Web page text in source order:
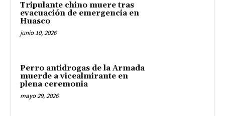
Tripulante chino muere tras
evacuación de emergencia en
Huasco
junio 10, 2026
Perro antidrogas de la Armada
muerde a vicealmirante en
plena ceremonia
mayo 29, 2026